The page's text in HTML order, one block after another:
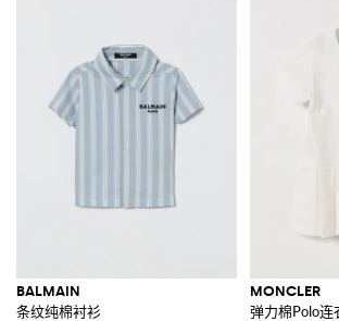
BALMAIN
条纹纯棉衬衫
MONCLER
弹力棉Polo连